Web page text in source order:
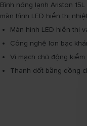
Bình nóng lạnh Ariston
màn hình LED hiển thị
Màn hình LED hiển thị
Công nghệ Ion bạc
Vi mạch chủ động
Thanh đốt bằng đồng